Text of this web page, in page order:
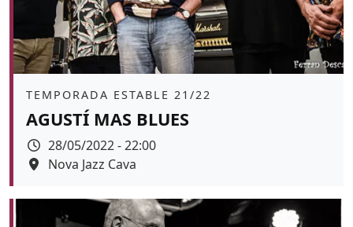
Àmbit
TEMPORADA ESTABLE 21/22
AGUSTÍ MAS BLUES
Data
28/05/2022 - 22:00
Espai
Nova Jazz Cava